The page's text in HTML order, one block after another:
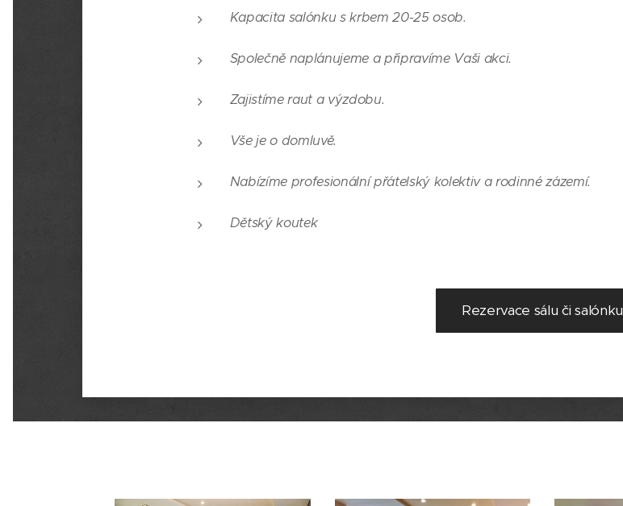
Kapacita salónku s krbem 20-25 osob.
Společně naplánujeme a připravíme Vaši akci.
Zajistíme raut a výzdobu.
Vše je o domluvě.
Nabízíme profesionální přátelský kolektiv a rodinné zázemí.
Dětský koutek
Rezervace sálu či salónku